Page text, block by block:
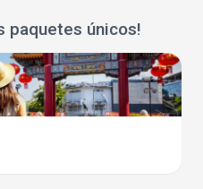
paquetes únicos!